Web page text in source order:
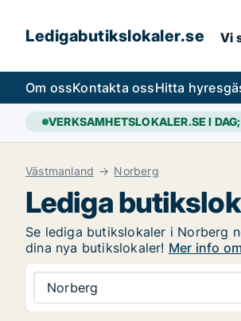
Ledigabutikslokaler.se Vi
Om ossKontakta ossHitta
VERKSAMHETSLOKALER.SE I DAG;
Västmanland Norberg
Lediga
Se lediga butikslokaler i Norberg
dina nya butikslokaler! Mer info
Norberg